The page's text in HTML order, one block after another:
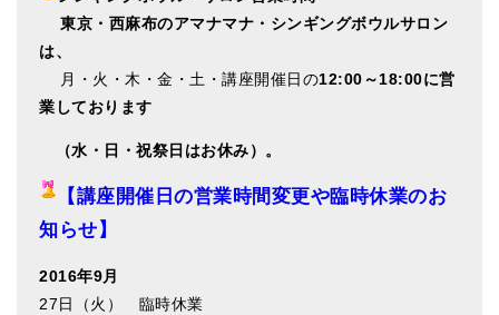
東京・西麻布のアマナマナ・シンギングボウルサロン
は、
月・火・木・金・土・講座開催日の12:00～18:00に営
業しております
（水・日・祝祭日はお休み）。
【講座開催日の営業時間変更や臨時休業のお
知らせ】
2016年9月
27日（火） 臨時休業